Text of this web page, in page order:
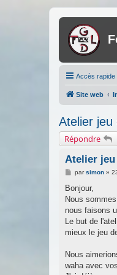
Accès rapide
Site web
Atelier jeu
Répondre
Atelier jeu
M
s
a
g
parsimon»
Bonjour,
Nous
nous faisons
Le but de
mieux le jeu
Nous
waha avec